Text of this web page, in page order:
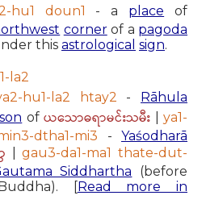
hu1 doun1 - a place of
cornerof a pagoda
this astrological sign.
la2
hu1-la2 htay2 - Rāhula
son ofယသောဓရာမင်းသမီး |ya1-
dtha1-mi3 -Yaśodharā
|gau3-da1-ma1 thate-dut-
Siddhartha (before
[Read more in